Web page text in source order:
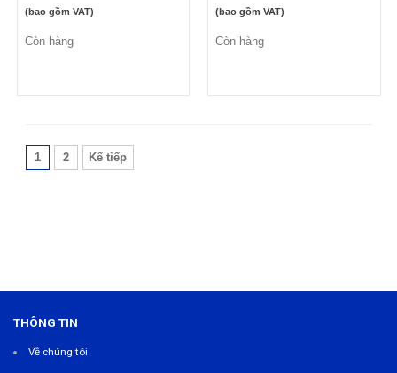
(bao gồm VAT)
Còn hàng
(bao gồm VAT)
Còn hàng
1 2 Kế tiếp
THÔNG TIN
Về chúng tôi